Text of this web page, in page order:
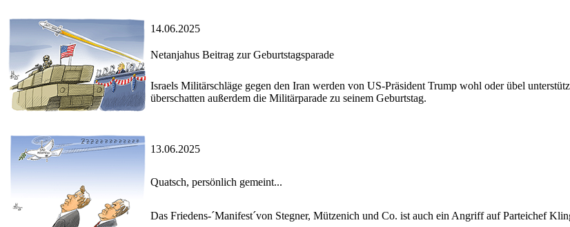
14.06.2025
Netanjahus Beitrag zur Geburtstagsparade
Israels Militärschläge gegen den Iran werden von US-Präsident Trump wohl oder übel
überschatten außerdem die Militärparade zu seinem Geburtstag.
13.06.2025
Quatsch, persönlich gemeint...
Das Friedens-´Manifest´von Stegner, Mützenich und Co. ist auch ein Angriff auf Parteichef